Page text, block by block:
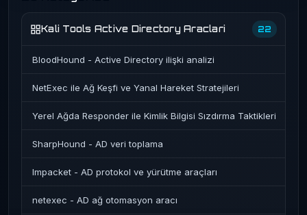
Kali Tools Active Directory Araclari 22
BloodHound - Active Directory ilişki analizi
NetExec ile Ağ Keşfi ve Yanal Hareket Stratejileri
Yerel Ağda Responder ile Kimlik Bilgisi Sızdırma Taktikleri
SharpHound - AD veri toplama
Impacket - AD protokol ve yürütme araçları
netexec - AD ağ otomasyon aracı